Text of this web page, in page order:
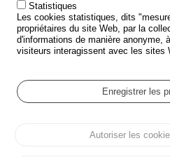
POLITIQUE DE SÉCURITÉ ROUTIÈRE
Outils
AGENDA
GLOSSAIRE
Cookie settings
Protection des
Statistiques
Les cookies statistiques, dits
propriétaires du site Web, par la
d'informations de manière anonyme,
visiteurs interagissent avec les sites
Enregistrer les
Autoriser les